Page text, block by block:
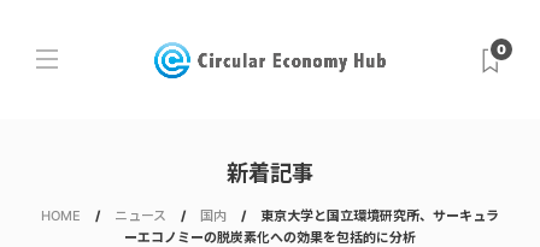
0
新着記事
HOME ニュース 国内
東京大学と国立環境研究所、サーキュラ
ーエコノミーの脱炭素化への効果を包括的に分析